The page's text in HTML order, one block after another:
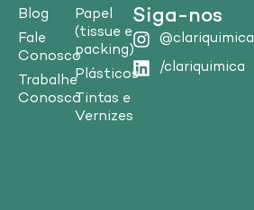
Blog
Fale
Conosco
Trabalhe
Conosco
Papel
(tissue e
packing)
Plásticos
Tintas e
Vernizes
Siga-nos
@clariquimica
/clariquimica